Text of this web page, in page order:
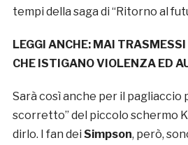
tempi della saga di “Ritorno al
LEGGI ANCHE: MAI TRASMESSI
CHE ISTIGANO VIOLENZA ED
Sarà così anche per il pagliaccio
scorretto” del piccolo schermo
dirlo. I fan dei Simpson, però,